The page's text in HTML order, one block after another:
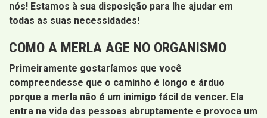
nós! Estamos à sua disposição para lhe ajudar em
todas as suas necessidades!
COMO A MERLA AGE NO ORGANISMO
Primeiramente gostaríamos que você
compreendesse que o caminho é longo e árduo
porque a merla não é um inimigo fácil de vencer. Ela
entra na vida das pessoas abruptamente e provoca um